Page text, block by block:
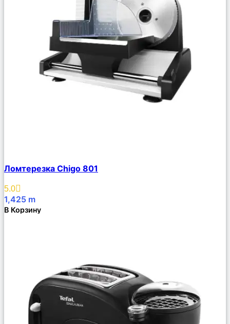
Описание
Избранное
Ломтерезка Chigo 801
5.0
1,425 m
В Корзину